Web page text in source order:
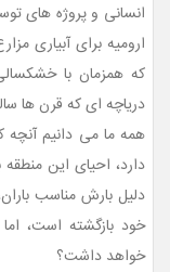
انسانی و پروژه های
ارومیه برای آبیاری
که همزمان با
دریاچه ای که قرن ها
همه ما می دانیم
دارد، احیای این
دلیل بارش مناسب
خود بازگشته است،
خواهد داشت؟